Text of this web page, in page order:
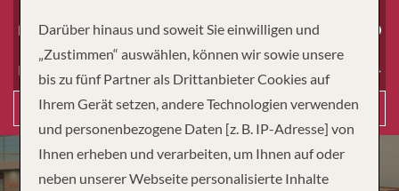
Dauer
Reiseart
Suchen
Darüber hinaus und soweit Sie einwilligen und
„Zustimmen“ auswählen, können wir sowie unsere
bis zu fünf Partner als Drittanbieter Cookies auf
Ihrem Gerät setzen, andere Technologien verwenden
und personenbezogene Daten [z. B. IP-Adresse] von
Ihnen erheben und verarbeiten, um Ihnen auf oder
neben unserer Webseite personalisierte Inhalte